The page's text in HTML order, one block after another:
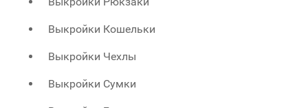
Выкройки Кошельки
Выкройки Чехлы
Выкройки Сумки